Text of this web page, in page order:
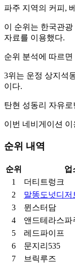
파주 지역의 커피,
이 순위는 한국관
자료를 이용했다.
순위 분석에 따르
3위는 운정 상지석
이다.
탄현 성동리 자유
이번 네비게이션
순위 내역
순위 업
1
더티트렁크
2
말똥도넛디저
3
뮌스터담
4
앤드테라스파
5
레드파이프
6
문지리535
7
브릭루즈